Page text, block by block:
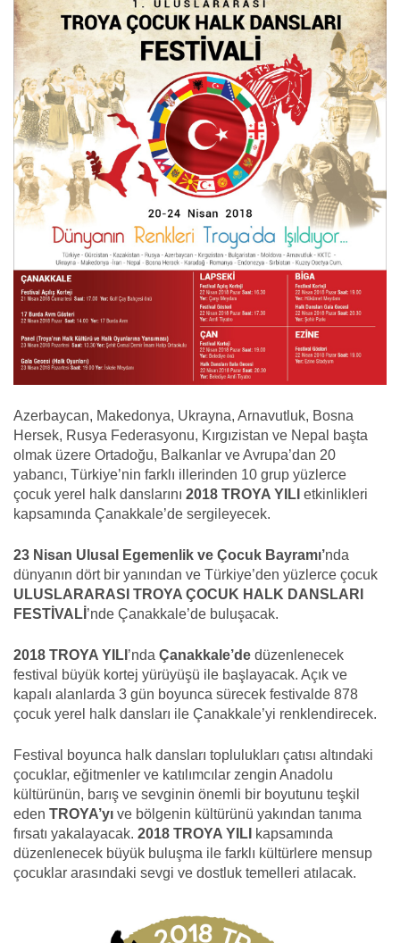
Azerbaycan, Makedonya, Ukrayna, Arnavutluk, Bosna
Hersek, Rusya Federasyonu, Kırgızistan ve Nepal başta
olmak üzere Ortadoğu, Balkanlar ve Avrupa’dan 20
yabancı, Türkiye’nin farklı illerinden 10 grup yüzlerce
çocuk yerel halk danslarını 2018 TROYA YILI etkinlikleri
kapsamında Çanakkale’de sergileyecek.
23 Nisan Ulusal Egemenlik ve Çocuk Bayramı’nda
dünyanın dört bir yanından ve Türkiye’den yüzlerce çocuk
ULUSLARARASI TROYA ÇOCUK HALK DANSLARI
FESTİVALİ ’nde Çanakkale’de buluşacak.
2018 TROYA YILI ’nda Çanakkale’de düzenlenecek
festival büyük kortej yürüyüşü ile başlayacak. Açık ve
kapalı alanlarda 3 gün boyunca sürecek festivalde 878
çocuk yerel halk dansları ile Çanakkale’yi renklendirecek.
Festival boyunca halk dansları toplulukları çatısı altındaki
çocuklar, eğitmenler ve katılımcılar zengin Anadolu
kültürünün, barış ve sevginin önemli bir boyutunu teşkil
eden TROYA’yı ve bölgenin kültürünü yakından tanıma
fırsatı yakalayacak. 2018 TROYA YILI kapsamında
düzenlenecek büyük buluşma ile farklı kültürlere mensup
çocuklar arasındaki sevgi ve dostluk temelleri atılacak.